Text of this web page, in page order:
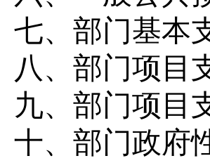
七、 部门基本
八 、 部门项目
九、 部门项目
十、 部门政府